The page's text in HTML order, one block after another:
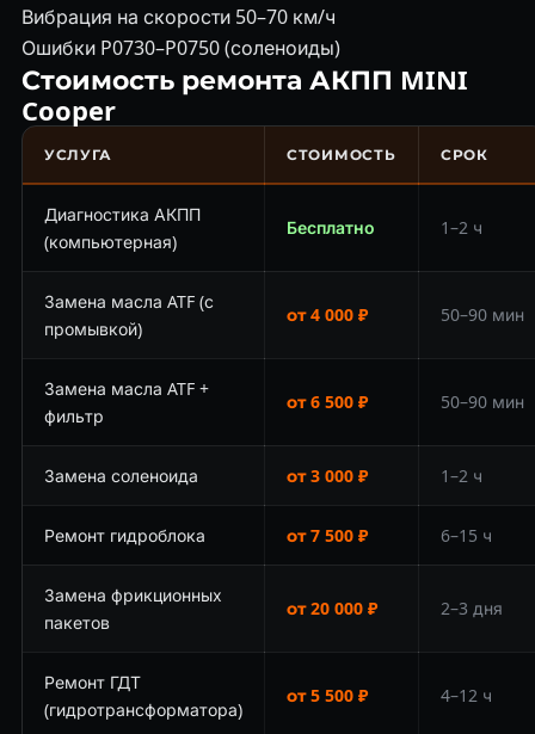
Вибрация на скорости 50–70 км/ч
Ошибки P0730–P0750 (соленоиды)
Стоимость ремонта АКПП MINI
Cooper
УСЛУГА СТОИМОСТЬ СРОК
Диагностика АКПП
(компьютерная)
Бесплатно 1–2 ч
Замена масла ATF (с
промывкой)
от 4 000 ₽ 50–90 мин
Замена масла ATF +
фильтр
от 6 500 ₽ 50–90 мин
Замена соленоида от 3 000 ₽ 1–2 ч
Ремонт гидроблока от 7 500 ₽ 6–15 ч
Замена фрикционных
пакетов
от 20 000 ₽ 2–3 дня
Ремонт ГДТ
(гидротрансформатора)
от 5 500 ₽ 4–12 ч